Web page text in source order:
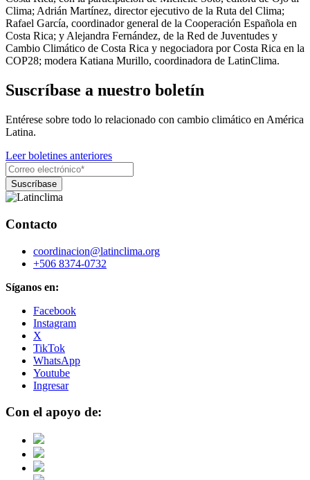
Clima; Adrián Martínez, director ejecutivo de la Ruta del Clima;
Rafael García, coordinador general de la Cooperación Española en
Costa Rica; y Alejandra Fernández, de la Red de Juventudes y
Cambio Climático de Costa Rica y negociadora por Costa Rica en la
COP28; modera Katiana Murillo, coordinadora de LatinClima.
Suscríbase a nuestro boletín
Entérese sobre todo lo relacionado con cambio climático en América
Latina.
Leer boletines anteriores
Contacto
coordinacion@latinclima.org
+506 8374-0732
Síganos en:
Facebook
Instagram
X
TikTok
WhatsApp
Youtube
Ingresar
Con el apoyo de: